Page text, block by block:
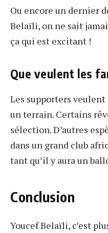
Ou encore un dernier
Belaïli, on ne sait
ça qui est excitant !
Que veulent les
Les supporters
un terrain. Certains
sélection. D’autres
dans un grand club
tant qu’il y aura un
Conclusion
Youcef Belaïli, c’est